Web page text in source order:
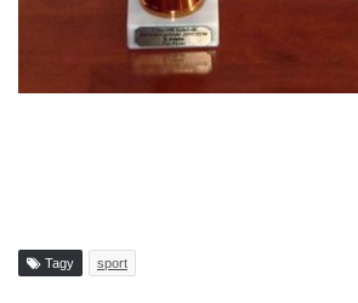
Tagy sport